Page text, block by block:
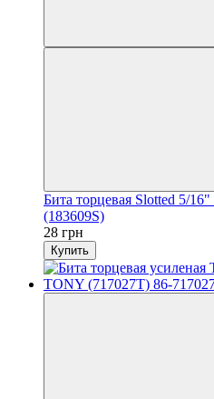
Бита торцевая Slotted 5/
(183609S)
28 грн
Купить